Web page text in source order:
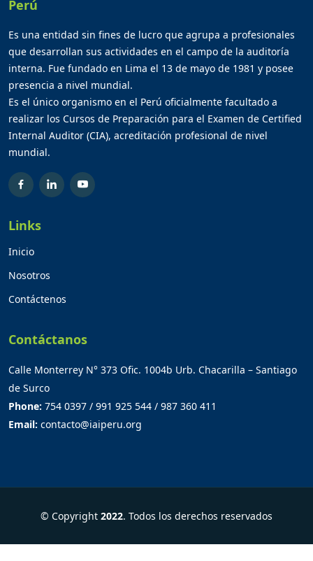
Perú
Es una entidad sin fines de lucro que agrupa a profesionales
que desarrollan sus actividades en el campo de la auditoría
interna. Fue fundado en Lima el 13 de mayo de 1981 y posee
presencia a nivel mundial.
Es el único organismo en el Perú oficialmente facultado a
realizar los Cursos de Preparación para el Examen de Certified
Internal Auditor (CIA), acreditación profesional de nivel
mundial.
Links
Inicio
Nosotros
Contáctenos
Contáctanos
Calle Monterrey N° 373 Ofic. 1004b Urb. Chacarilla – Santiago
de Surco
Phone: 754 0397 / 991 925 544 / 987 360 411
Email: contacto@iaiperu.org
© Copyright 2022. Todos los derechos reservados